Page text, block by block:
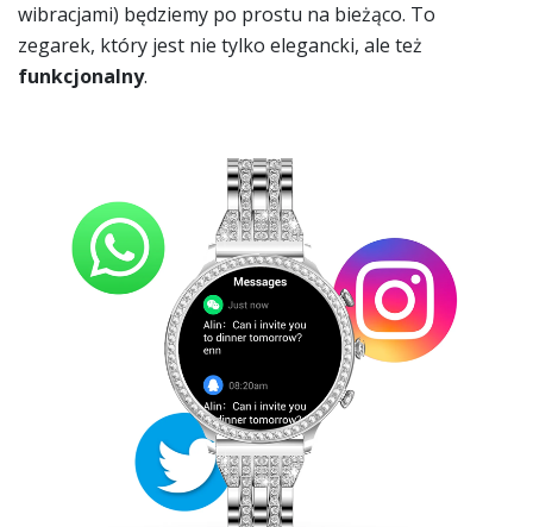
wibracjami) będziemy po prostu na bieżąco. To
zegarek, który jest nie tylko elegancki, ale też
funkcjonalny.